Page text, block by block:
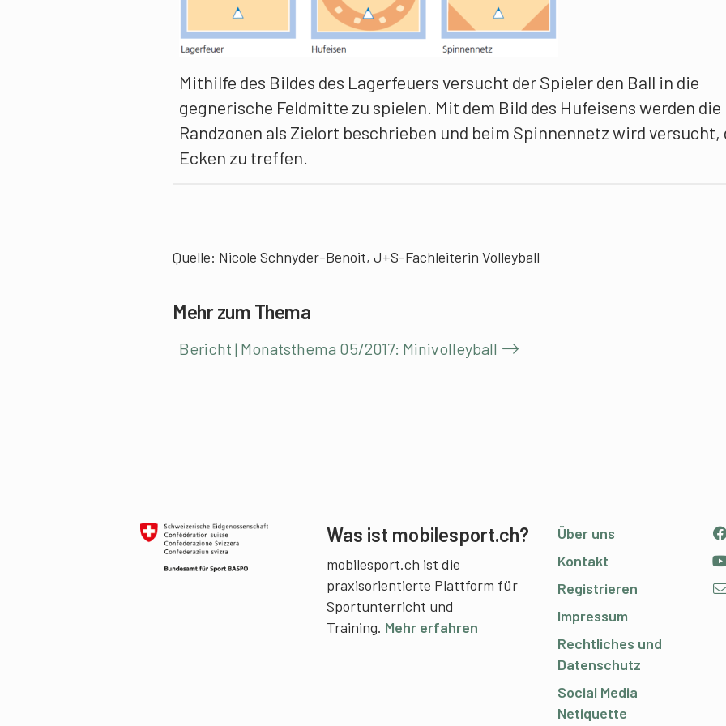
Mithilfe des Bildes des Lagerfeuers versucht der Spieler den Ball in die
gegnerische Feldmitte zu spielen. Mit dem Bild des Hufeisens werden die
Randzonen als Zielort beschrieben und beim Spinnennetz wird versucht,
Ecken zu treffen.
Quelle: Nicole Schnyder-Benoit, J+S-Fachleiterin Volleyball
Mehr zum Thema
Bericht | Monatsthema 05/2017: Minivolleyball
Was ist mobilesport.ch?
mobilesport.ch ist die
praxisorientierte Plattform für
Sportunterricht und
Training. Mehr erfahren
Über uns
Kontakt
Registrieren
Impressum
Rechtliches und
Datenschutz
Social Media
Netiquette